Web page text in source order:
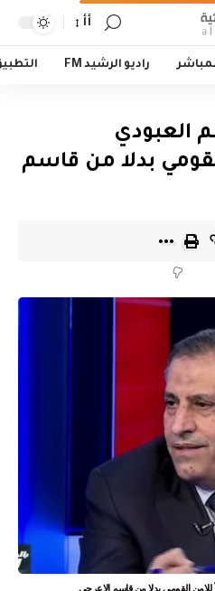
أأ
راديو الرشيد FM
العبودي
بدلا من قاسم
القومي بدلا من قاسم الاعرجي